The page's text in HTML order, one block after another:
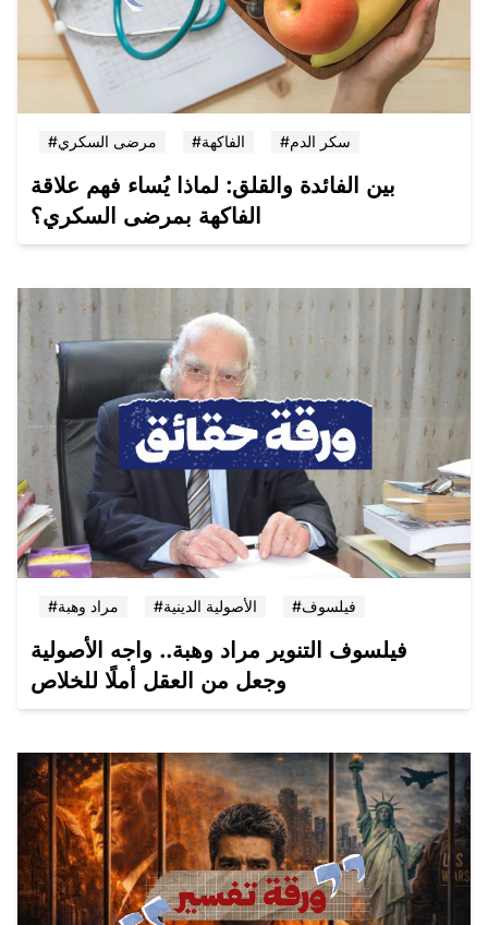
#مرضى السكري #الفاكهة #سكر الدم
بين الفائدة والقلق: لماذا يُساء فهم علاقة
الفاكهة بمرضى السكري؟
#مراد وهبة #الأصولية الدينية #فيلسوف
فيلسوف التنوير مراد وهبة.. واجه الأصولية
وجعل من العقل أملًا للخلاص